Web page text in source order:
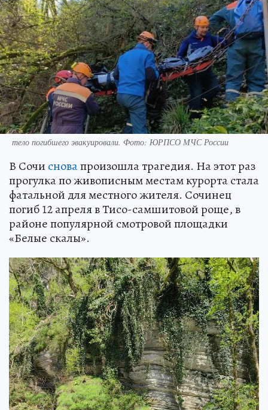
тело погибшего эвакуировали. Фото: ЮРПСО МЧС России
В Сочи сновапроизошла трагедия. На этот раз
прогулка по живописным местам курорта стала
фатальной для местного жителя. Сочинец
погиб 12 апреля в Тисо-самшитовой роще, в
районе популярной смотровой площадки
«Белые скалы».